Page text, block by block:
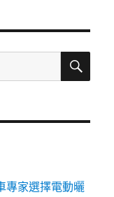
搜
專家選擇電動曬